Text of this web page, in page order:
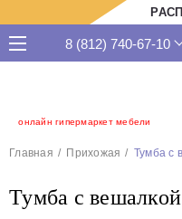
онлайн гипермаркет мебели
8 (812) 740-67-10
Главная Прихожая Тумба с
Тумба с